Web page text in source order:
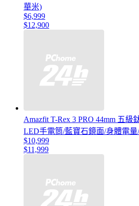
華米)
$6,999
$12,900
Amazfit T-Rex 3 PRO 44mm 五級
LED手電筒/藍寶石鏡面/身體電量
$10,999
$11,999